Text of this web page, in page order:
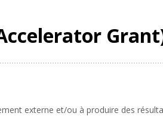
externe et/ou à produire des